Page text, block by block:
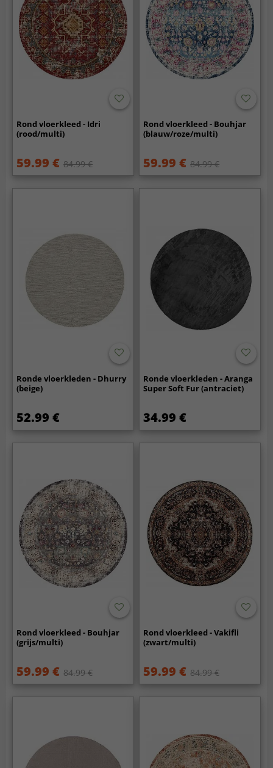
Rond vloerkleed - Idri
(rood/multi)
59.99 € 84.99 €
Rond vloerkleed - Bouhjar
(blauw/roze/multi)
59.99 € 84.99 €
Ronde vloerkleden - Dhurry
(beige)
52.99 €
Ronde vloerkleden - Aranga
Super Soft Fur (antraciet)
34.99 €
Rond vloerkleed - Bouhjar
(grijs/multi)
59.99 € 84.99 €
Rond vloerkleed - Vakifli
(zwart/multi)
59.99 € 84.99 €